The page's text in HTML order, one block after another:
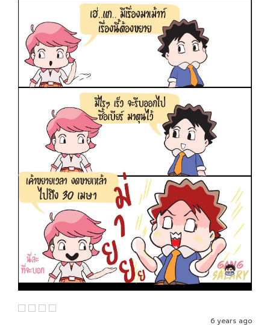
6 years ago